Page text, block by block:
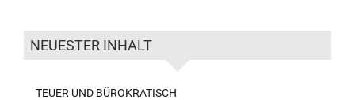
NEUESTER INHALT
TEUER UND BÜROKRATISCH